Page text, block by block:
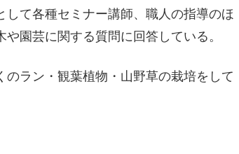
て各種セミナー講師、職人の指導のほ
園芸に関する質問に回答している。
ラン・観葉植物・山野草の栽培をして